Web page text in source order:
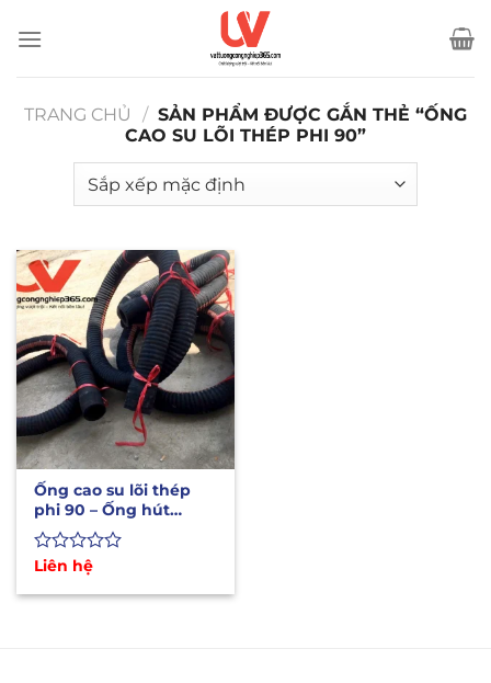
qua
TRANG CHỦ
/ SẢN PHẨM ĐƯỢC GẮN THẺ “ỐNG
CAO SU LÕI THÉP PHI 90”
Ống cao su lõi thép
phi 90 – Ống hút
nước, cát, bùn
Được
hạng
Liên hệ